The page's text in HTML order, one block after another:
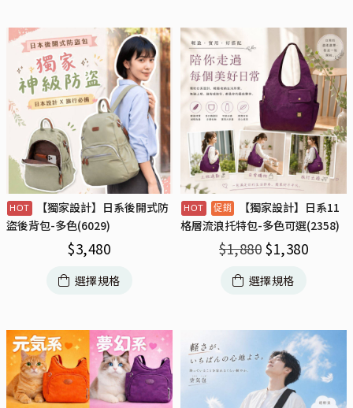
【獨家設計】日系後開式防
盜後背包-多色(6029)
$3,480
選擇規格
【獨家設計】日系11
格層流浪托特包-多色可選(2358)
$1,880 $1,380
選擇規格